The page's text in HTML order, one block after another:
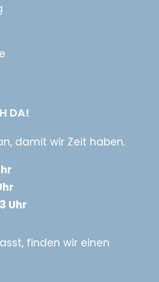
DA!
damit wir Zeit haben.
Uhr
finden wir einen